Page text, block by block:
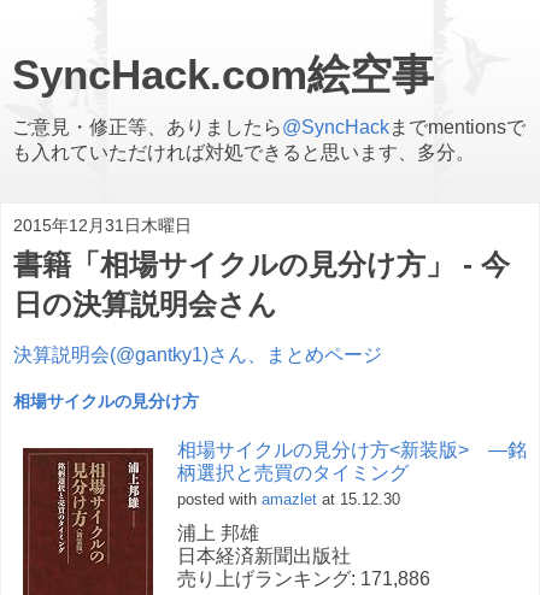
SyncHack.com絵空事
ご意見・修正等、ありましたら@SyncHackまでmentionsで
も入れていただければ対処できると思います、多分。
2015年12月31日木曜日
書籍「相場サイクルの見分け方」 - 今
日の決算説明会さん
決算説明会(@gantky1)さん、まとめページ
相場サイクルの見分け方
相場サイクルの見分け方<新装版> ―銘
柄選択と売買のタイミング
posted with amazlet at 15.12.30
浦上 邦雄
日本経済新聞出版社
売り上げランキング: 171,886